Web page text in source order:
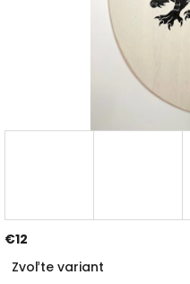
€12
cena:
Zvoľte variant